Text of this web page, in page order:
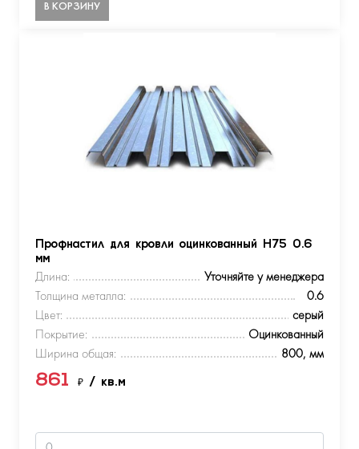
В КОРЗИНУ
Профнастил для кровли оцинкованный Н75 0.6
мм
Длина:
Уточняйте у менеджера
Толщина металла:
0.6
Цвет:
серый
Покрытие:
Оцинкованный
Ширина общая:
800, мм
861 ₽ / кв.м